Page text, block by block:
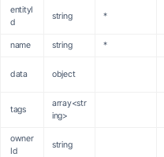
entityI
d
string *
name string *
data object
tags
array<str
ing>
owner
Id
string